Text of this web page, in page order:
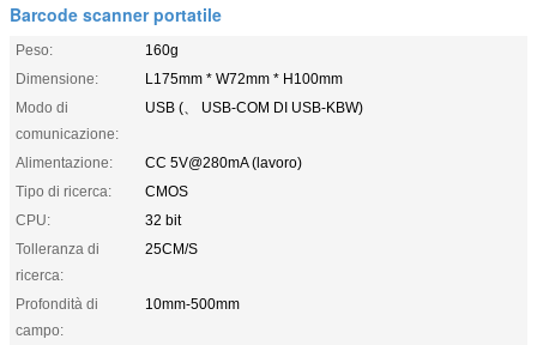
Barcode scanner portatile
Peso:
160g
Dimensione:
L175mm * W72mm * H100mm
Modo di
comunicazione:
USB (、 USB-COM DI USB-KBW)
Alimentazione:
CC 5V@280mA (lavoro)
Tipo di ricerca:
CMOS
CPU:
32 bit
Tolleranza di
ricerca:
25CM/S
Profondità di
campo:
10mm-500mm